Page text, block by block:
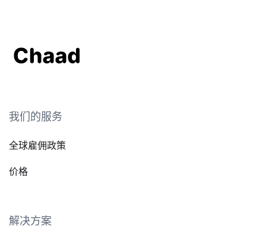
我们的服务
全球雇佣政策
价格
解决方案